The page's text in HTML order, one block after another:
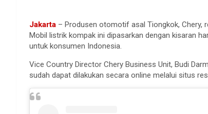
Jakarta – Produsen otomotif asal Tiongkok, Chery,
Mobil listrik kompak ini dipasarkan dengan kisaran
untuk konsumen Indonesia.
Vice Country Director Chery Business Unit, Budi
sudah dapat dilakukan secara online melalui situs